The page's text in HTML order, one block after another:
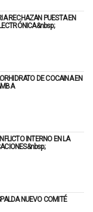
RECHAZAN PUESTA EN
DE COCAINA EN
INTERNO EN LA
NUEVO COMITÉ